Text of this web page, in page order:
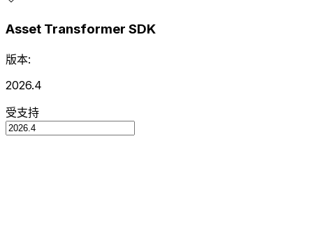
Asset Transformer SDK
版本:
2026.4
受支持